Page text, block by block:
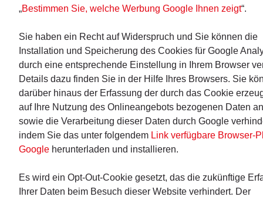
„Bestimmen Sie, welche Werbung Google Ihnen zeigt“.
Sie haben ein Recht auf Widerspruch und Sie können die
Installation und Speicherung des Cookies für Google
durch eine entsprechende Einstellung in Ihrem Browser
Details dazu finden Sie in der Hilfe Ihres Browsers. Sie
darüber hinaus der Erfassung der durch das Cookie
auf Ihre Nutzung des Onlineangebots bezogenen Daten
sowie die Verarbeitung dieser Daten durch Google
indem Sie das unter folgendem Link verfügbare Browser-
Google herunterladen und installieren.
Es wird ein Opt-Out-Cookie gesetzt, das die zukünftige
Ihrer Daten beim Besuch dieser Website verhindert. Der